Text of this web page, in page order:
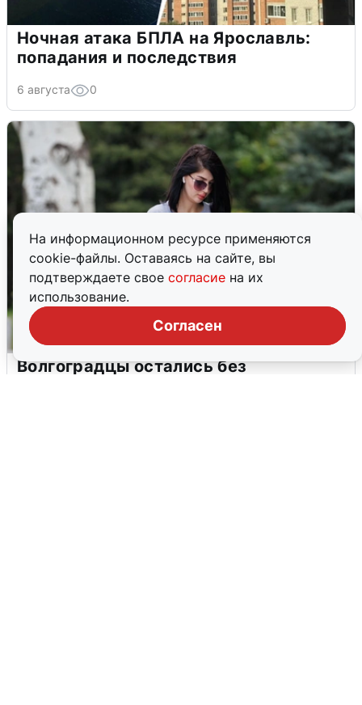
На информационном ресурсе применяются
cookie-файлы. Оставаясь на сайте, вы
подтверждаете свое согласие на их
использование.
Согласен
Ночная атака БПЛА на Ярославль:
попадания и последствия
6 августа 0
Волгоградцы остались без